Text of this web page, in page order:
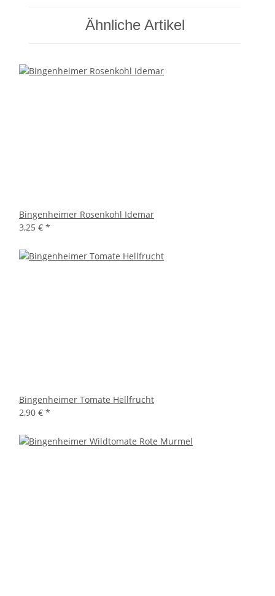
Ähnliche Artikel
Bingenheimer Rosenkohl Idemar
3,25 € *
Bingenheimer Tomate Hellfrucht
2,90 € *